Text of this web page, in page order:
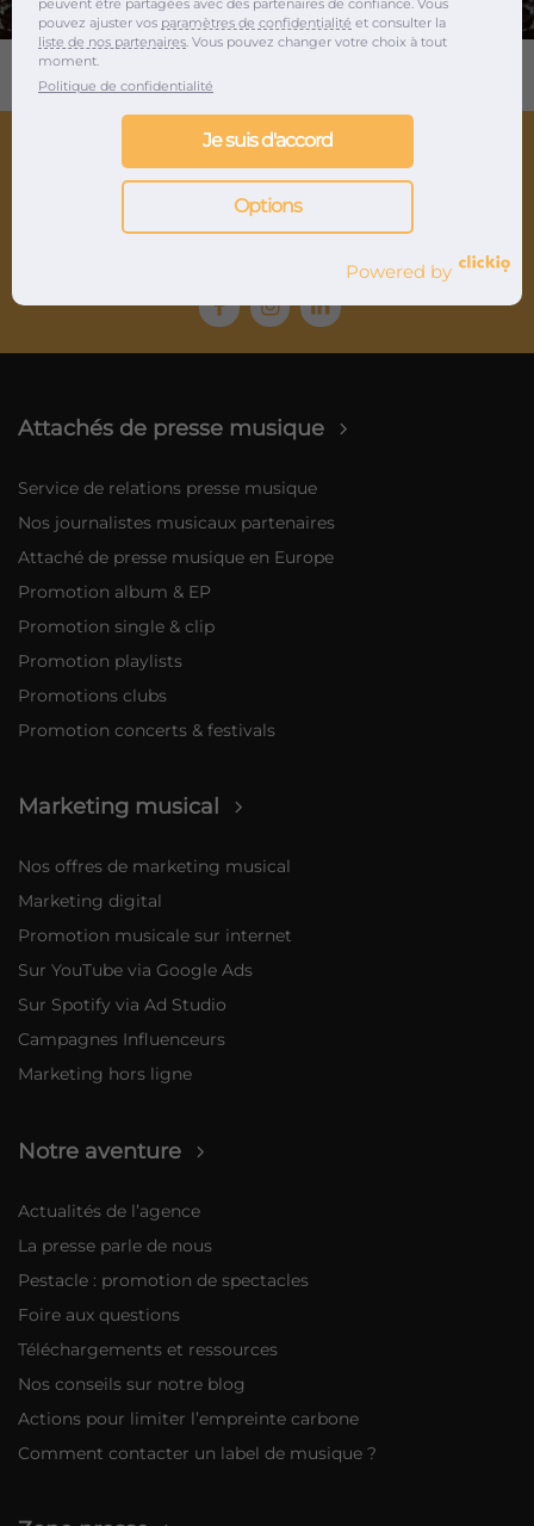
Agence de relations presse musique et marketing
musical depuis 2012
Attachés de presse musique
Service de relations presse musique
Nos journalistes musicaux partenaires
Attaché de presse musique en Europe
Promotion album & EP
Promotion single & clip
Promotion playlists
Promotions clubs
Promotion concerts & festivals
Marketing musical
Nos offres de marketing musical
Marketing digital
Promotion musicale sur internet
Sur YouTube via Google Ads
Sur Spotify via Ad Studio
Campagnes Influenceurs
Marketing hors ligne
Notre aventure
Actualités de l’agence
La presse parle de nous
Pestacle : promotion de spectacles
Foire aux questions
Téléchargements et ressources
Nos conseils sur notre blog
Actions pour limiter l’empreinte carbone
Comment contacter un label de musique ?
pouvez ajuster vos paramètres de confidentialité et consulter la
liste de nos partenaires . Vous pouvez changer votre choix à tout
moment.
Politique de confidentialité
Options
Je suis d'accord
Powered by